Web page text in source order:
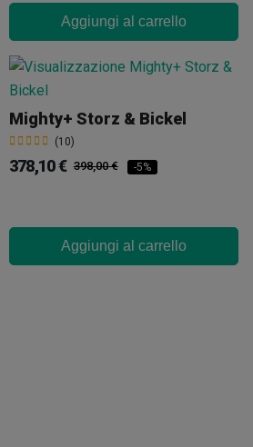
Aggiungi al carrello
Mighty+ Storz & Bickel
(10)
378,10 € 398,00 € -5%
Aggiungi al carrello